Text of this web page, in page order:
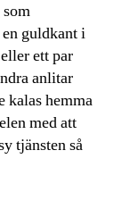
guldkant i
ett par
anlitar
hemma
med att
tjänsten så